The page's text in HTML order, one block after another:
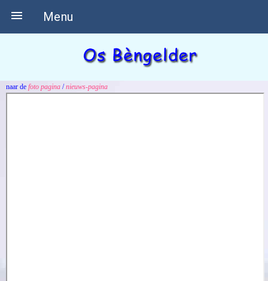
Menu

naar de foto pagina /nieuws-pagina